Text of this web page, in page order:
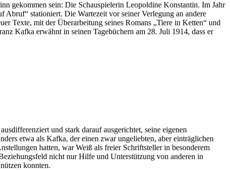
gekommen sein: Die Schauspielerin Leopoldine Konstantin. Im Jahr
Abruf“ stationiert. Die Wartezeit vor seiner Verlegung an andere
Texte, mit der Überarbeitung seines Romans „Tiere in Ketten“ und
Kafka erwähnt in seinen Tagebüchern am 28. Juli 1914, dass er
und stark darauf ausgerichtet, seine eigenen
etwa als Kafka, der einen zwar ungeliebten, aber einträglichen
hatten, war Weiß als freier Schriftsteller in besonderem
nicht nur Hilfe und Unterstützung von anderen in
konnten.